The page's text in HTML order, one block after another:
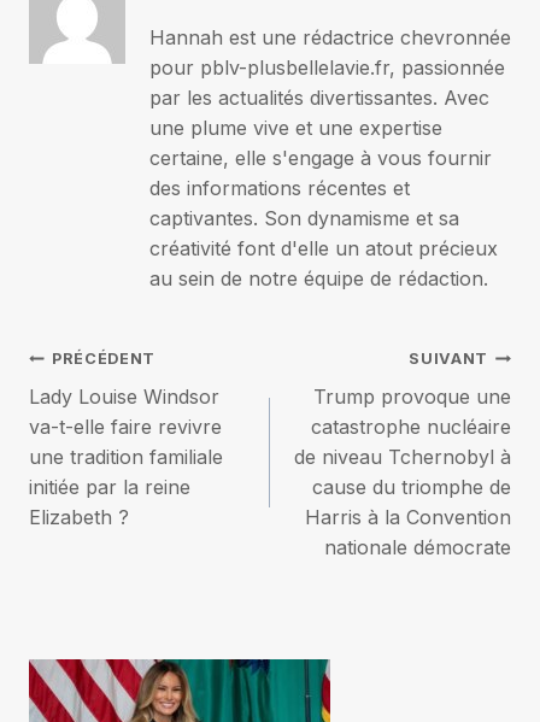
Hannah est une rédactrice chevronnée
pour pblv-plusbellelavie.fr, passionnée
par les actualités divertissantes. Avec
une plume vive et une expertise
certaine, elle s'engage à vous fournir
des informations récentes et
captivantes. Son dynamisme et sa
créativité font d'elle un atout précieux
au sein de notre équipe de rédaction.
Navigation
de
l’article
PRÉCÉDENT
Lady Louise Windsor
va-t-elle faire revivre
une tradition familiale
initiée par la reine
Elizabeth ?
SUIVANT
Trump provoque une
catastrophe nucléaire
de niveau Tchernobyl à
cause du triomphe de
Harris à la Convention
nationale démocrate